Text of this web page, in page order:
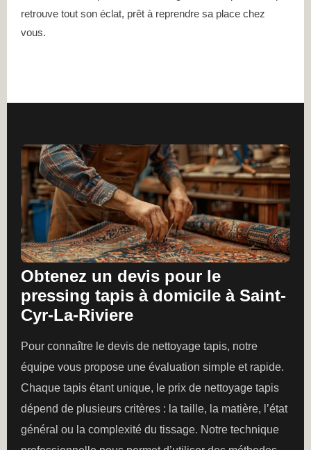
retrouve tout son éclat, prêt à reprendre sa place chez
vous.
Obtenez un devis pour le
pressing tapis à domicile à Saint-
Cyr-La-Riviere
Pour connaître le devis de nettoyage tapis, notre
équipe vous propose une évaluation simple et rapide.
Chaque tapis étant unique, le prix de nettoyage tapis
dépend de plusieurs critères : la taille, la matière, l’état
général ou la complexité du tissage. Notre technique